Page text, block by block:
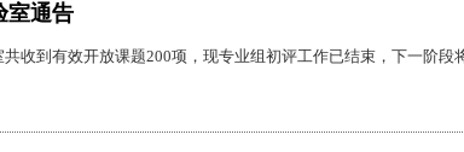
室通告
收到有效开放课题200项，现专业组初评工作已结束，下一阶